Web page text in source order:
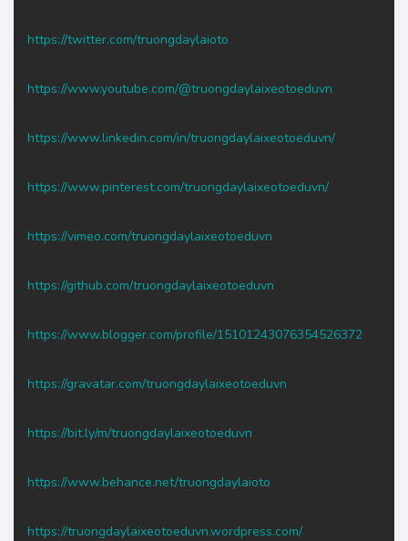
https://twitter.com/truongdaylaioto
https://www.youtube.com/@truongdaylaixeotoeduvn
https://www.linkedin.com/in/truongdaylaixeotoeduvn/
https://www.pinterest.com/truongdaylaixeotoeduvn/
https://vimeo.com/truongdaylaixeotoeduvn
https://github.com/truongdaylaixeotoeduvn
https://www.blogger.com/profile/15101243076354526372
https://gravatar.com/truongdaylaixeotoeduvn
https://bit.ly/m/truongdaylaixeotoeduvn
https://www.behance.net/truongdaylaioto
https://truongdaylaixeotoeduvn.wordpress.com/